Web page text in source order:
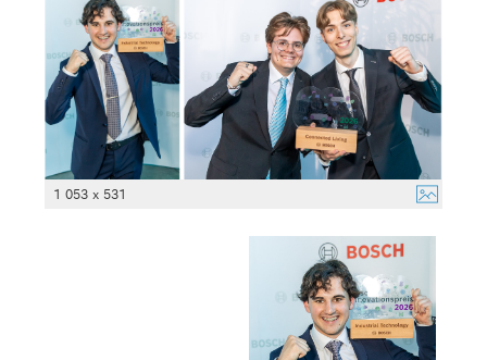
1 053 x 531